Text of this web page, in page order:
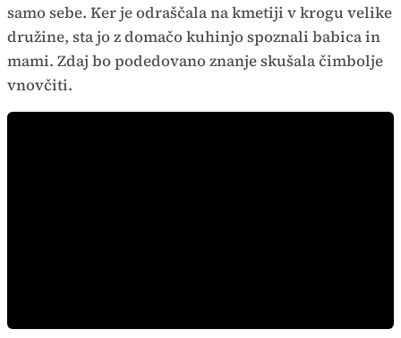
samo sebe. Ker je odraščala na kmetiji v krogu velike
družine, sta jo z domačo kuhinjo spoznali babica in
mami. Zdaj bo podedovano znanje skušala čimbolje
vnovčiti.